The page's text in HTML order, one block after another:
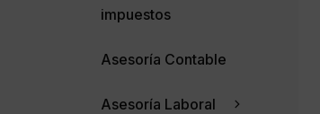
impuestos
Asesoría Contable
Asesoría Laboral